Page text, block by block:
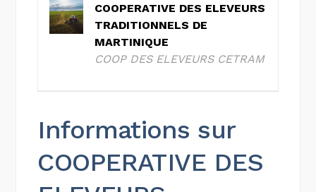
COOPERATIVE DES ELEVEURS
TRADITIONNELS DE
MARTINIQUE
COOP DES ELEVEURS CETRAM
Informations sur
COOPERATIVE DES